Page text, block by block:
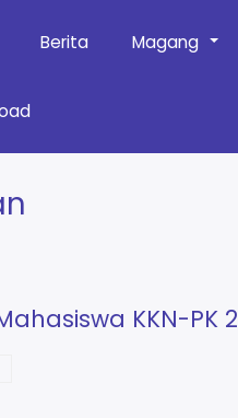
Berita +
Magang
KKN-PK